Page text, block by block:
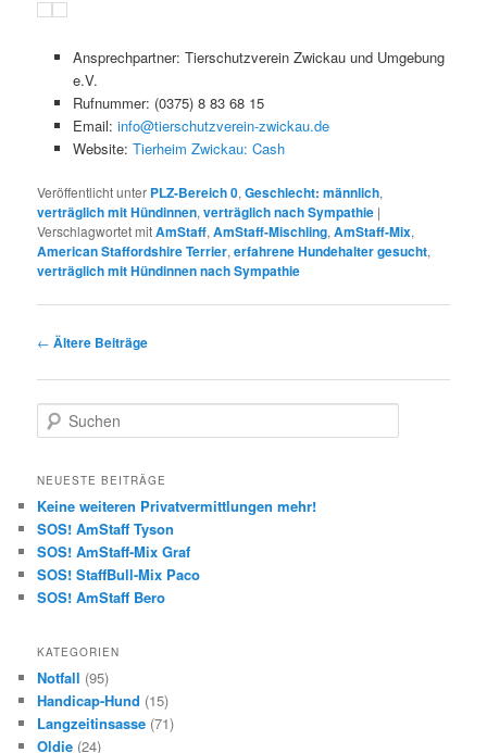
Ansprechpartner: Tierschutzverein Zwickau und Umgebung
e.V.
Rufnummer: (0375) 8 83 68 15
Email: info@tierschutzverein-zwickau.de
Website: Tierheim Zwickau: Cash
Veröffentlicht unter PLZ-Bereich 0,Geschlecht: männlich,
verträglich mit Hündinnen,verträglich nach Sympathie |
Verschlagwortet mitAmStaff,AmStaff-Mischling,AmStaff-Mix,
American Staffordshire Terrier,erfahrene Hundehalter gesucht,
verträglich mit Hündinnen nach Sympathie
Beitragsnavigation
← Ältere Beiträge
u
h
n
NEUESTE BEITRÄGE
Keine weiteren Privatvermittlungen mehr!
SOS! AmStaff Tyson
SOS! AmStaff-Mix Graf
SOS! StaffBull-Mix Paco
SOS! AmStaff Bero
KATEGORIEN
Notfall (95)
Handicap-Hund (15)
Langzeitinsasse (71)
Oldie (24)